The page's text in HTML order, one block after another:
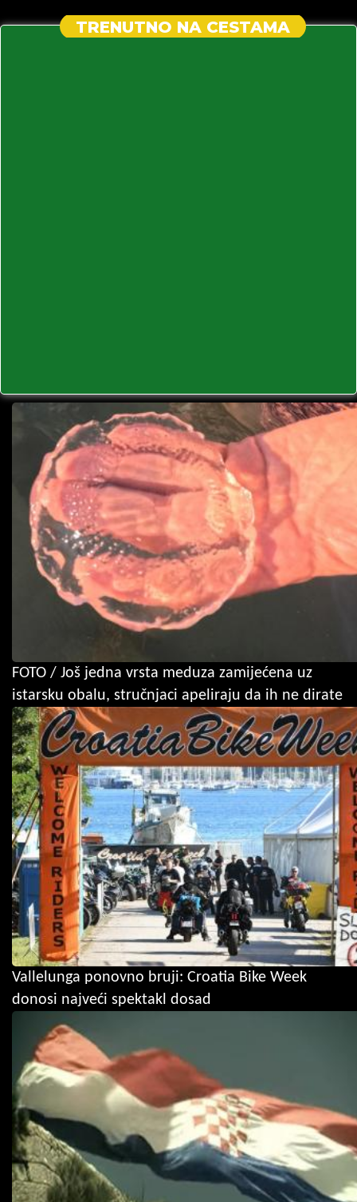
TRENUTNO NA CESTAMA
FOTO / Još jedna vrsta meduza zamijećena uz
istarsku obalu, stručnjaci apeliraju da ih ne dirate
Vallelunga ponovno bruji: Croatia Bike Week
donosi najveći spektakl dosad